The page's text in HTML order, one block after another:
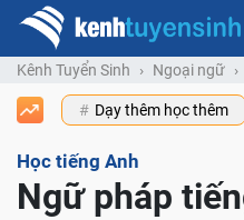
Kênh Tuyển Sinh Ngoại ngữ
Dạy thêm học thêm
Học tiếng Anh
Ngữ pháp